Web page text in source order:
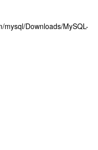
Downloads/MySQL-